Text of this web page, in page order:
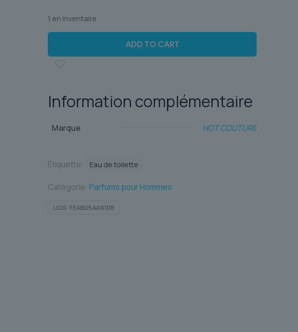
1 en inventaire
ADD TO CART
Information complémentaire
Marque HOT COUTURE
Étiquette: Eau de toilette
Catégorie: Parfums pour Hommes
UGS: FEAB05AA9108